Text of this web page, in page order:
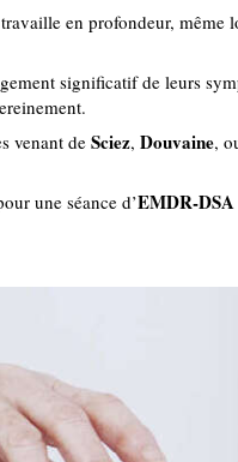
travaille en profondeur, même
significatif de leurs
venant de Sciez, Douvaine,
une séance d’EMDR-DSA